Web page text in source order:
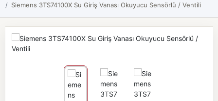
Siemens 3TS74100X Su Giriş Vanası Okuyucu Sensörlü / Ventili